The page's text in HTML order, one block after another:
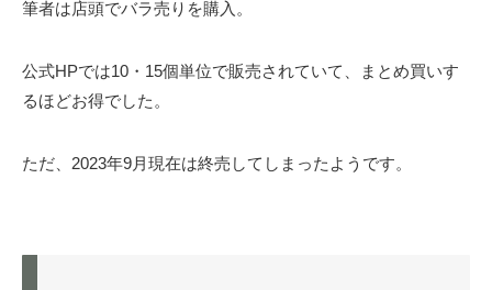
筆者は店頭でバラ売りを購入。
公式HPでは10・15個単位で販売されていて、まとめ買いす
るほどお得でした。
ただ、2023年9月現在は終売してしまったようです。